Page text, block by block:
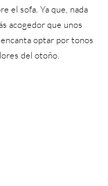
el sofa. Ya que, nada
acogedor que unos
optar por tonos
del otoño.